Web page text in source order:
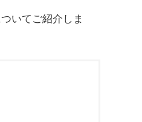
いてご紹介しま